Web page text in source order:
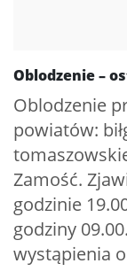
Oblodzenie –
Oblodzenie
powiatów:
Zamość.
godzinie
godziny
wystąpienia